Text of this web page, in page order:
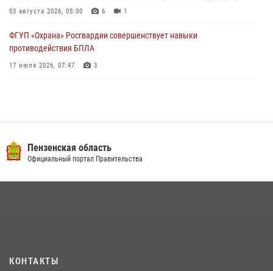
03 августа 2026, 05:00 6 1
ФГУП «Охрана» Росгвардии совершенствует навыки
противодействия БПЛА
17 июля 2026, 07:47 3
Пензенский спецназ Росгвардии готовит студентов к окружному
этапу «Зарницы 2.0» (видео)
Пучков посетил 55-й Всероссийский Лермонтовский праздник
Пензенская область
Официальный портал Правительства
КОНТАКТЫ